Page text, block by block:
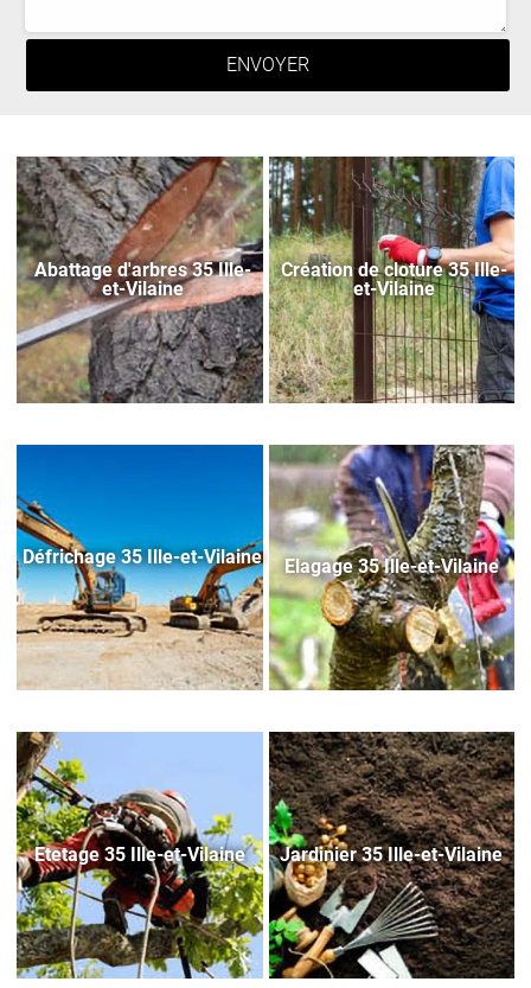
Abattage d'arbres 35 Ille-
et-Vilaine
Création de cloture 35 Ille-
et-Vilaine
Défrichage 35 Ille-et-Vilaine Elagage 35 Ille-et-Vilaine
Etetage 35 Ille-et-Vilaine Jardinier 35 Ille-et-Vilaine